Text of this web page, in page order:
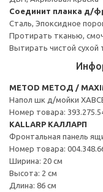
Соединит планка д/
Сталь, Эпоксидное
Протирать тканью,
Вытирать чистой сухой
METOD МЕТОД /
Напол шк д/мойки
Номер товара:
KALLARP КАЛЛАРП
Фронтальная панель
Номер товара:
Ширина: 20 см
Высота: 2 см
Длина: 86 см